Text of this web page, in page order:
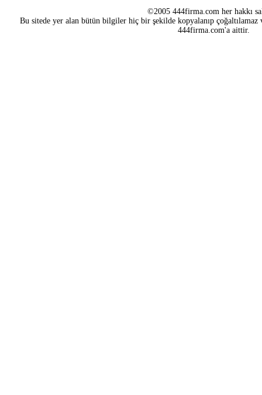
©2005 444firma.com her hakkı
Bu sitede yer alan bütün bilgiler hiç bir şekilde kopyalanıp
444firma.com'a aittir.